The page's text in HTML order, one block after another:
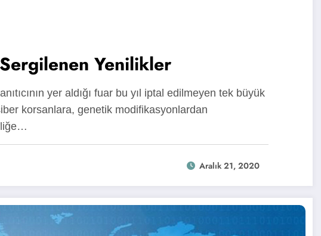
Yenilikler
yer aldığı fuar bu yıl iptal edilmeyen tek büyük
korsanlara, genetik modifikasyonlardan
Aralık 21, 2020